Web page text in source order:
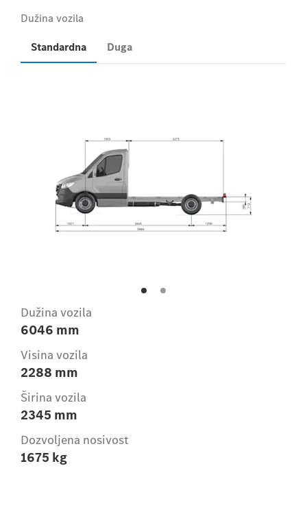
Standardna Duga
Dužina vozila
6046 mm
Visina vozila
2288 mm
Širina vozila
2345 mm
Dozvoljena nosivost
1675 kg